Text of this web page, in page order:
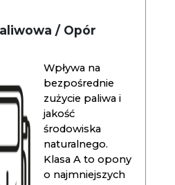
/ Opór
Wpływa na
bezpośrednie
zużycie paliwa i
jakość
środowiska
naturalnego.
Klasa A to opony
o najmniejszych